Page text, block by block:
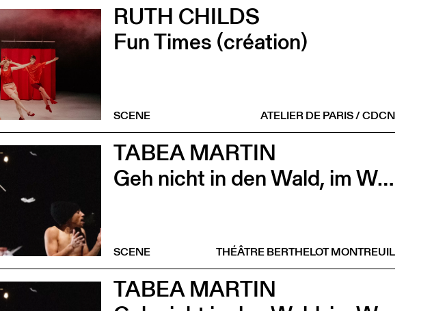
RUTH CHILDS
Fun Times (création)
ATELIER DE PARIS / CDCN
SCENE
TABEA MARTIN
Geh nicht in den Wald, im Wald ist der Wald (scolaire)
THÉÂTRE BERTHELOT MONTREUIL
SCENE
TABEA MARTIN